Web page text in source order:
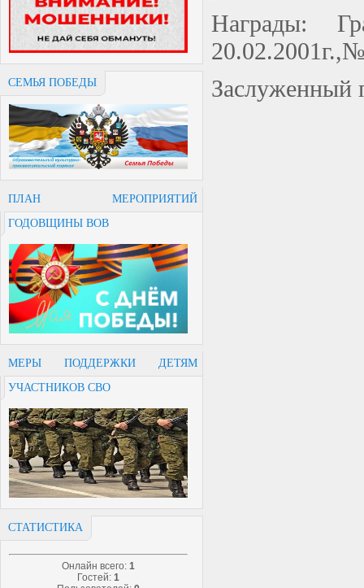
СЕМЬЯ ПОБЕДЫ
ПЛАН МЕРОПРИЯТИЙ
ГОДОВЩИНЫ ВОВ
МЕРЫ ПОДДЕРЖКИ ДЕТЯМ
УЧАСТНИКОВ СВО
СТАТИСТИКА
Онлайн всего: 1
Гостей: 1
Награды:
Заслуженный